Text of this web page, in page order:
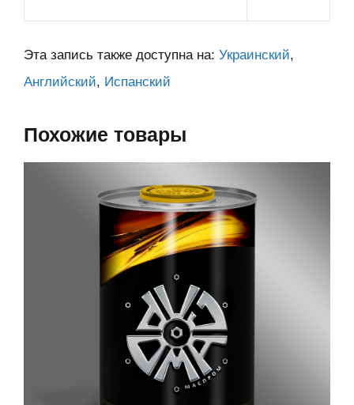
Эта запись также доступна на: Украинский
Английский
Испанский
Похожие товары